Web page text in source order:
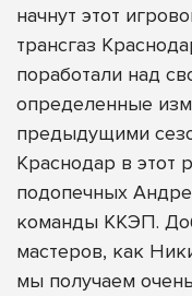
начнут этот
трансгаз
поработали над
определенные
предыдущими
Краснодар в этот
подопечных
команды ККЭП.
мастеров, как
мы получаем